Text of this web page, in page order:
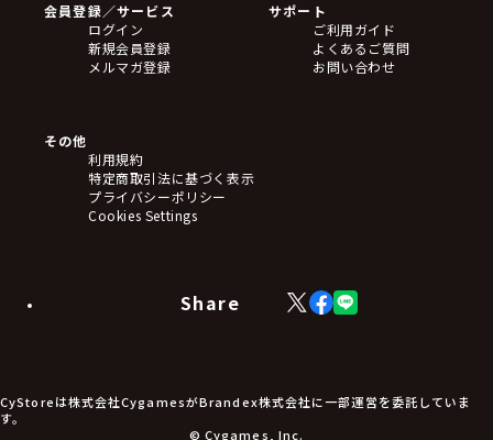
フィギュア
アクリルスタンド
バッジ
キーホルダー・ストラップ
ステッカー・シール・カード
タペストリー・ポスター
アームサポーター
ブレードホルダー
食品・飲料品
アパレル小物
アクセサリー
会員登録／サービス
ログイン
新規会員登録
メルマガ登録
サポート
ご利用ガイド
よくあるご質問
お問い合わせ
その他
利用規約
特定商取引法に基づく表示
プライバシーポリシー
Cookies Settings
Share
X
(Twitter)
Facebook
LINE
CyStoreは株式会社CygamesがBrandex株式会社に一部運営を委託していま
す。
© Cygames, Inc.